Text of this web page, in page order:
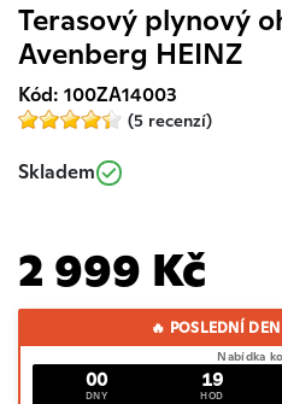
Terasový plynový
Avenberg HEINZ
Kód: 100ZA14003
(5 recenzí)
Skladem
2 999 Kč
🔥 POSLEDNÍ
Nabídka
00
DNY
19
HOD